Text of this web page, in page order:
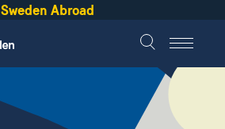
Sweden Abroad